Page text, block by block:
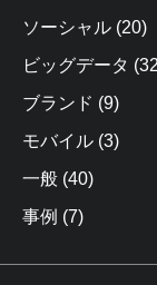
ソーシャル (20)
ビッグデータ
ブランド (9)
モバイル (3)
一般 (40)
事例 (7)